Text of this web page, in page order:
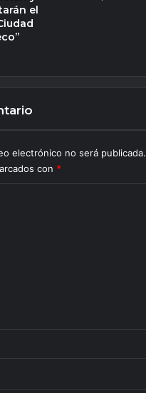
el
electrónico no será publicada.
con *